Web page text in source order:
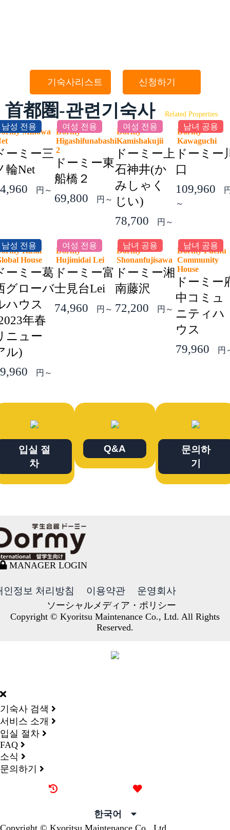
기숙사리스트 신청하기
首都圏-관련기숙사 Related Properties
남성 전용
Minowa
ーミー三
輪Net
円～
여성 전용
Dormy
Higashifunabashi
2
ドーミー東
船橋２
69,800
円～
여성 전용
Dormy
Kamishakujii
ドーミー上
石神井(か
みしゃく
じい)
78,700
円～
남녀 공용
Dormy
Kawaguchi
ドーミー
口
109,960
～
남성 전용
Kasai
House
ーミー葛
グローバ
ハウス
年春
ニュー
ル)
円～
여성 전용
Dormy
Hujimidai Lei
ドーミー富
士見台Lei
74,960
円～
남녀 공용
Dormy
Shonanfujisawa
ドーミー湘
南藤沢
72,200
円～
남녀 공용
Dormy Fuchu
Community
House
ドーミー
中コミュ
ニティハ
ウス
79,960
円
입실 절
차
Q&A
문의하
기
MANAGER LOGIN
인정보 처리방침 이용약관 운영회사
ソーシャルメディア・ポリシー
Copyright © Kyoritsu Maintenance Co., Ltd. All Rights
Reserved.
기숙사 검색
서비스 소개
입실 절차
FAQ
소식
문의하기
한국어